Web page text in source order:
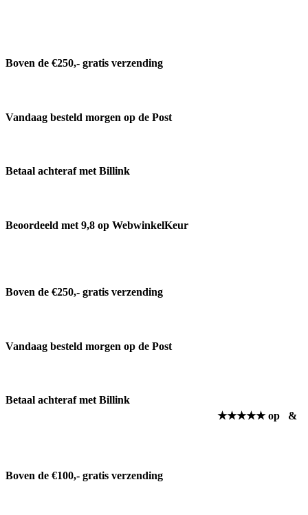
Boven de €250,- gratis verzending
Vandaag besteld morgen op de Post
Betaal achteraf met Billink
Beoordeeld met 9,8 op WebwinkelKeur
Boven de €250,- gratis verzending
Vandaag besteld morgen op de Post
Betaal achteraf met Billink
★★★★★ op
&
Boven de €100,- gratis verzending